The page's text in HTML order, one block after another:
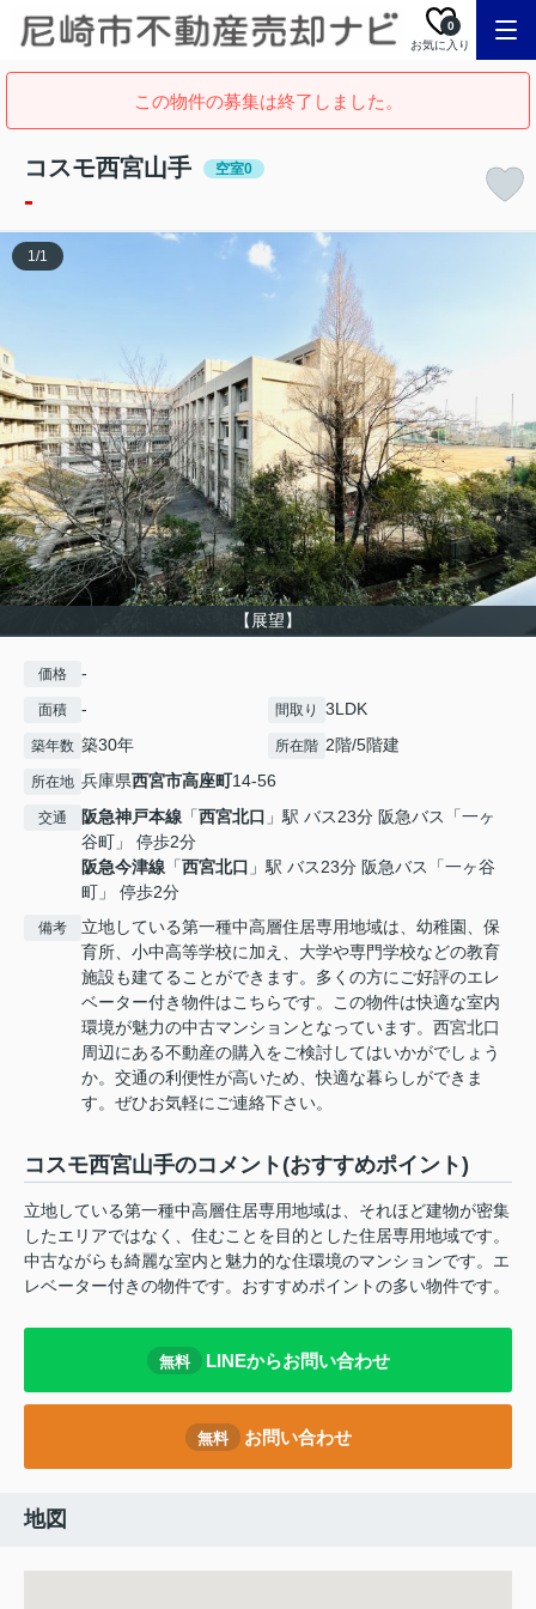
お気に入り
0
この物件の募集は終了しました。
コスモ西宮山手 空室0
-
【展望】
1/1
価格 -
面積 - 間取り 3LDK
築年数 築30年 所在階 2階/5階建
所在地 兵庫県西宮市高座町14-56
交通 阪急神戸本線 「西宮北口 」駅 バス23分 阪急バス「一ヶ
谷町」 停歩2分
阪急今津線 「西宮北口 」駅 バス23分 阪急バス「一ヶ谷
町」 停歩2分
備考
立地している第一種中高層住居専用地域は、幼稚園、保
育所、小中高等学校に加え、大学や専門学校などの教育
施設も建てることができます。多くの方にご好評のエレ
ベーター付き物件はこちらです。この物件は快適な室内
環境が魅力の中古マンションとなっています。西宮北口
周辺にある不動産の購入をご検討してはいかがでしょう
か。交通の利便性が高いため、快適な暮らしができま
す。ぜひお気軽にご連絡下さい。
コスモ西宮山手のコメント(おすすめポイント)
立地している第一種中高層住居専用地域は、それほど建物が密集
したエリアではなく、住むことを目的とした住居専用地域です。
中古ながらも綺麗な室内と魅力的な住環境のマンションです。エ
レベーター付きの物件です。おすすめポイントの多い物件です。
無料 LINEからお問い合わせ
無料 お問い合わせ
地図